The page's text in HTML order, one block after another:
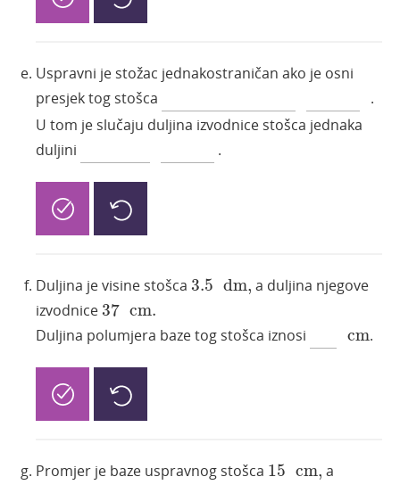
Uspravni je stožac jednakostraničan ako je osni
presjek tog stošca
.
U tom je slučaju duljina izvodnice stošca jednaka
duljini
.
Duljina je visine stošca 3.5 dm,
3.5 dm, a duljina njegove
izvodnice37 cm.
37 cm.
Duljina polumjera baze tog stošca iznosi cm
cm.
Promjer je baze uspravnog stošca 15 cm,
15 cm, a